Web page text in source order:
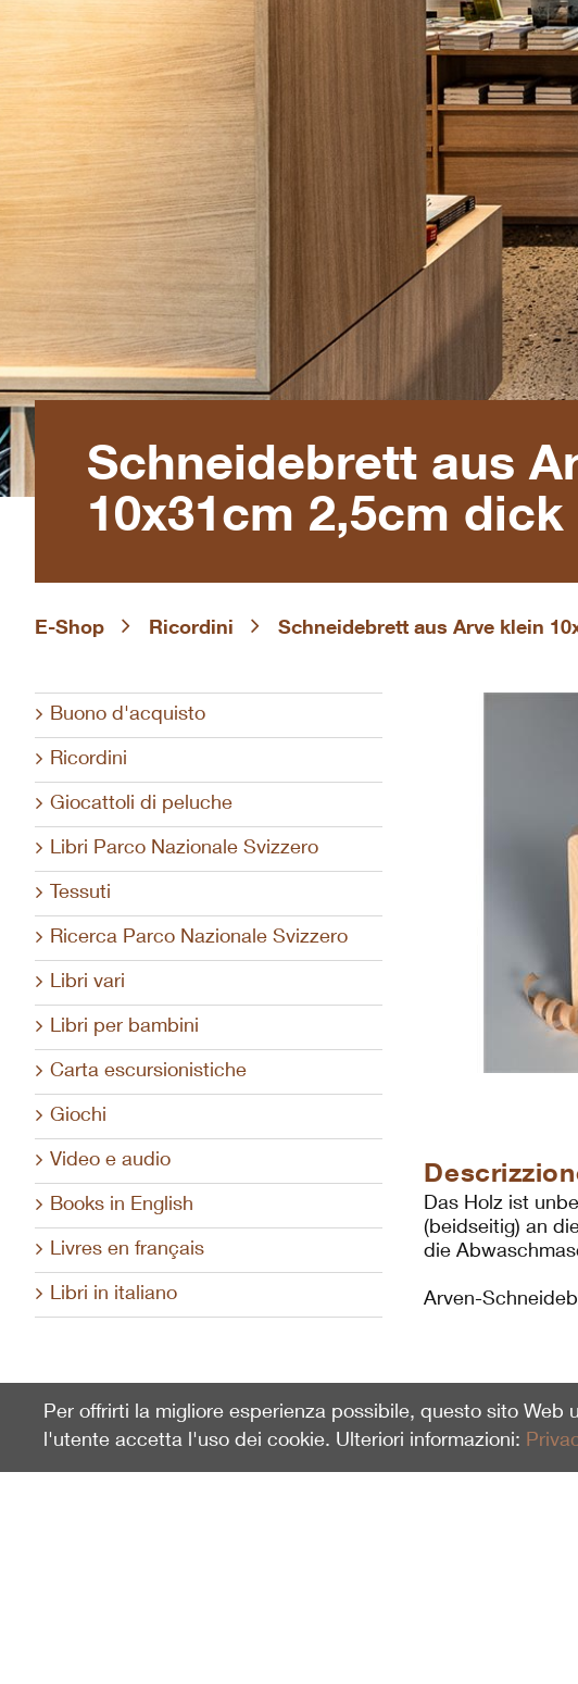
E-Shop Ricordini Schneidebrett aus Arve klein
Buono d'acquisto
Ricordini
Giocattoli di peluche
Libri Parco Nazionale Svizzero
Tessuti
Ricerca Parco Nazionale Svizzero
Libri vari
Libri per bambini
Carta escursionistiche
Giochi
Video e audio
Books in English
Livres en français
Libri in italiano
Schneidebrett aus
10x31cm 2,5cm dick
Das Holz ist
(beidseitig) an
die
Arven-
Per offrirti la migliore esperienza possibile, questo sito
l'utente accetta l'uso dei cookie. Ulteriori informazioni: